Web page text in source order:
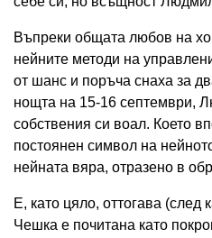
Въпреки общата любов на
нейните методи на
от шанс и поръча снаха за
нощта на 15-16 септември,
собствения си воал. Което
постоянен символ на
нейната вяра, отразено в
Е, като цяло, оттогава
Чешка е почитана като